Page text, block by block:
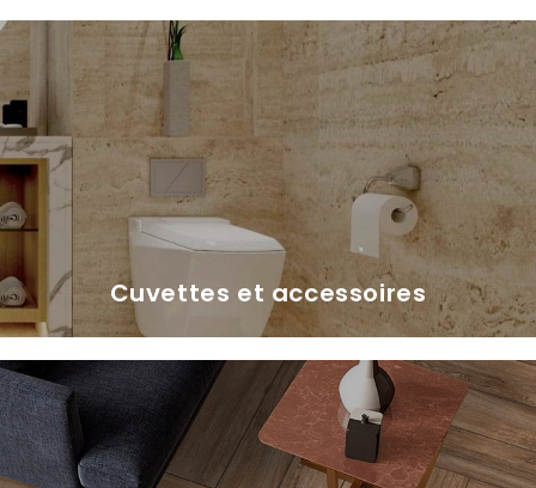
Cuvettes et accessoires